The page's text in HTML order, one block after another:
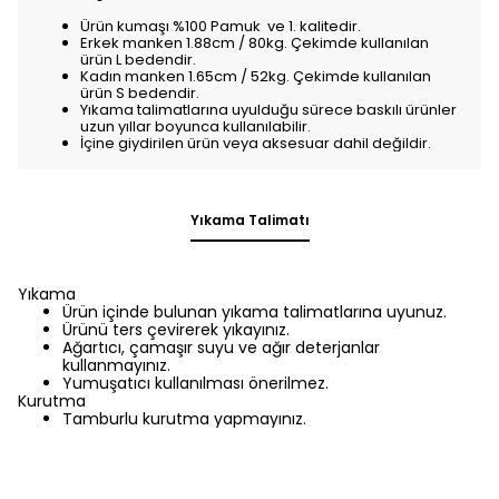
Ürün kumaşı %100 Pamuk ve 1. kalitedir.
Erkek manken 1.88cm / 80kg. Çekimde kullanılan
ürün L bedendir.
Kadın manken 1.65cm / 52kg. Çekimde kullanılan
ürün S bedendir.
Yıkama talimatlarına uyulduğu sürece baskılı ürünler
uzun yıllar boyunca kullanılabilir.
İçine giydirilen ürün veya aksesuar dahil değildir.
Yıkama Talimatı
Yıkama
Ürün içinde bulunan yıkama talimatlarına uyunuz.
Ürünü ters çevirerek yıkayınız.
Ağartıcı, çamaşır suyu ve ağır deterjanlar
kullanmayınız.
Yumuşatıcı kullanılması önerilmez.
Kurutma
Tamburlu kurutma yapmayınız.